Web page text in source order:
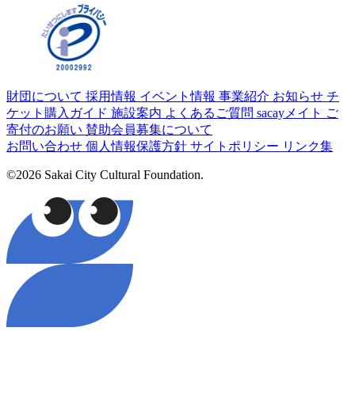
財団について 採用情報 イベント情報 事業紹介 お知らせ チ
ケット購入ガイド 施設案内 よくあるご質問 sacayメイト ご
寄付のお願い 賛助会員募集について
お問い合わせ 個人情報保護方針 サイトポリシー リンク集
©2026 Sakai City Cultural Foundation.